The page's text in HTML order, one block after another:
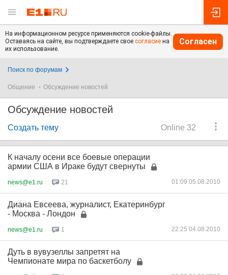
На информационном ресурсе применяются cookie-файлы.
Оставаясь на сайте, вы подтверждаете свое согласие на
их использование.
Согласен
Поиск по форумам
Общение Обсуждение новостей
Обсуждение новостей
Online 32
Создать тему
К началу осени все боевые операции
армии США в Ираке будут свернуты
news@e1.ru 21 01:09 05.08.2010
Диана Евсеева, журналист, Екатеринбург
- Москва - Лондон
news@e1.ru 1 22:25 04.08.2010
Дуть в вувузеллы запретят на
Чемпионате мира по баскетболу